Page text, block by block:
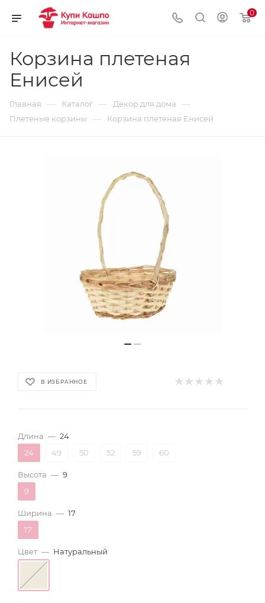
0
Корзина плетеная
Енисей
Главная — Каталог — Декор для дома —
Плетеные корзины — Корзина плетеная Енисей
В ИЗБРАННОЕ
Длина — 24
24
49 50 52 59 60
Высота — 9
9
Ширина — 17
17
Цвет — Натуральный